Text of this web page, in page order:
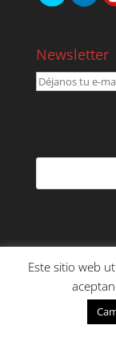
Newsletter
Este sitio web